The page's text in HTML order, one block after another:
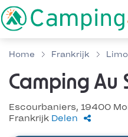
Home Frankrijk
Camping Au
Escourbaniers, 19400
Frankrijk Delen